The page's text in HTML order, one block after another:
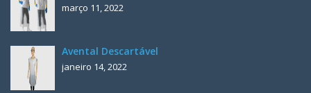
março 11, 2022
Avental Descartável
janeiro 14, 2022